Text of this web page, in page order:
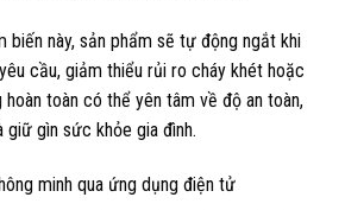
biến này, sản phẩm sẽ tự động ngắt khi
cầu, giảm thiểu rủi ro cháy khét hoặc
hoàn toàn có thể yên tâm về độ an toàn,
gìn sức khỏe gia đình.
minh qua ứng dụng điện tử